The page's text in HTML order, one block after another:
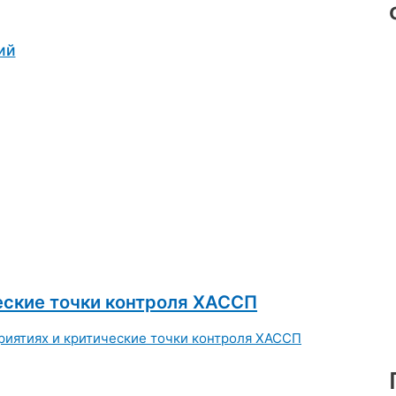
точки контроля ХАССП